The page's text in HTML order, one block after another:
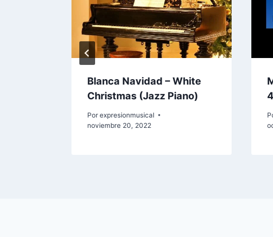
Blanca Navidad – White
Christmas (Jazz Piano)
Porexpresionmusical
noviembre 20, 2022